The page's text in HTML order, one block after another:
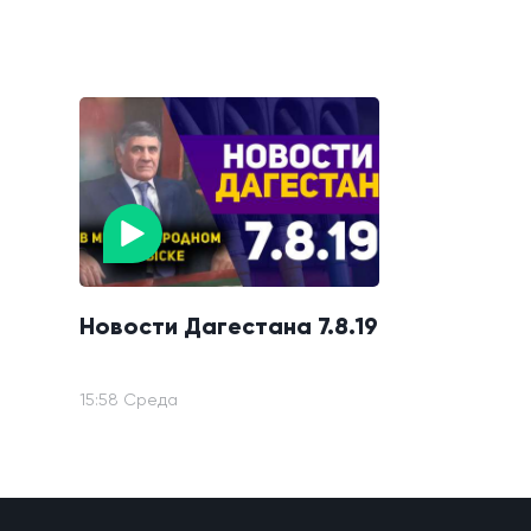
Новости Дагестана 7.8.19
15:58 Среда